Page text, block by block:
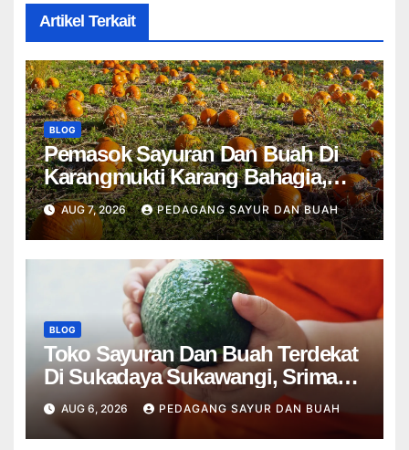
Artikel Terkait
BLOG
Pemasok Sayuran Dan Buah Di
Karangmukti Karang Bahagia,
Cikarang Kota Cikarang Utara
Bekasi
AUG 7, 2026 PEDAGANG SAYUR DAN BUAH
BLOG
Toko Sayuran Dan Buah Terdekat
Di Sukadaya Sukawangi, Srimahi
Tambun Selatan Bekasi
AUG 6, 2026 PEDAGANG SAYUR DAN BUAH